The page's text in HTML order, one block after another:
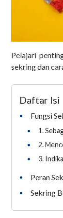
Pelajari
sekring dan
Daftar Isi
•
Fungsi
•
1.
•
2.
•
3.
• Peran
• Sekring